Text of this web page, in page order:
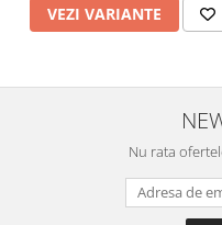
VEZI VARIANTE
Nu rata